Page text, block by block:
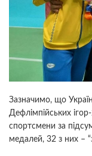
Зазначимо, що
Дефлімпійських
спортсмени за
медалей, 32 з них –